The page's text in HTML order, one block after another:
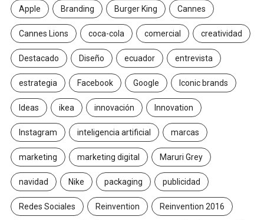
Apple Branding Burger King Cannes
Cannes Lions coca-cola comercial creatividad
Destacado Diseño ecuador entrevista
estrategia Facebook Google Iconic brands
Ideas ikea innovación Innovation
Instagram inteligencia artificial marcas
marketing marketing digital Maruri Grey
navidad Nike packaging publicidad
Redes Sociales Reinvention Reinvention 2016